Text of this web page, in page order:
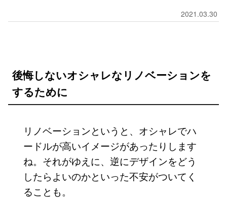
2021.03.30
後悔しないオシャレなリノベーションを
するために
リノベーションというと、オシャレでハ
ードルが高いイメージがあったりします
ね。それがゆえに、逆にデザインをどう
したらよいのかといった不安がついてく
ることも。